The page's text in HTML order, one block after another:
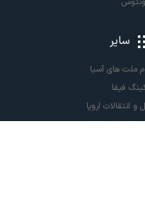
سایر
ملت های آسیا
فیفا
و انتقالات اروپا
و انتقالات ایران